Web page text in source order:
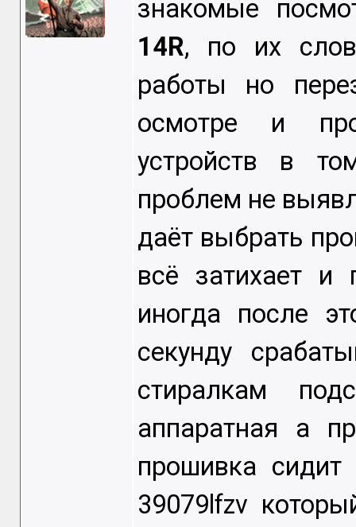
знакомые
14R, по их
работы но
осмотре и
устройств в
проблем не
даёт выбрать
всё затихает и
иногда после
секунду
стиралкам
аппаратная а
прошивка сидит
39079lfzv